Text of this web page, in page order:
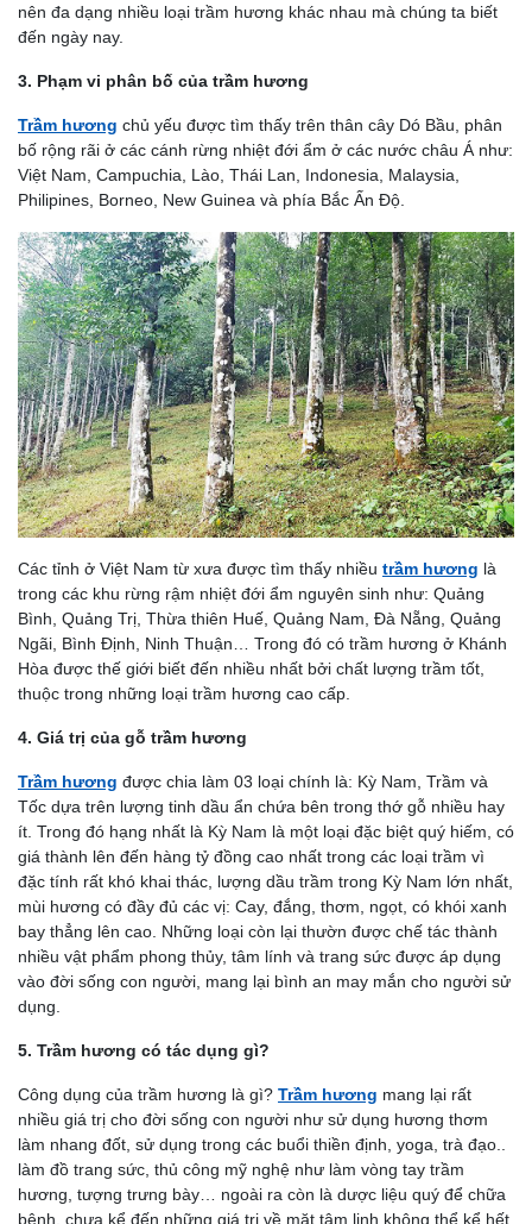
nên đa dạng nhiều loại trầm hương khác nhau mà chúng ta biết
đến ngày nay.
3. Phạm vi phân bố của trầm hương
Trầm hương chủ yếu được tìm thấy trên thân cây Dó Bầu, phân
bố rộng rãi ở các cánh rừng nhiệt đới ẩm ở các nước châu Á như:
Việt Nam, Campuchia, Lào, Thái Lan, Indonesia, Malaysia,
Philipines, Borneo, New Guinea và phía Bắc Ấn Độ.
Các tỉnh ở Việt Nam từ xưa được tìm thấy nhiều trầm hương là
trong các khu rừng rậm nhiệt đới ẩm nguyên sinh như: Quảng
Bình, Quảng Trị, Thừa thiên Huế, Quảng Nam, Đà Nẵng, Quảng
Ngãi, Bình Định, Ninh Thuận… Trong đó có trầm hương ở Khánh
Hòa được thế giới biết đến nhiều nhất bởi chất lượng trầm tốt,
thuộc trong những loại trầm hương cao cấp.
4. Giá trị của gỗ trầm hương
Trầm hương được chia làm 03 loại chính là: Kỳ Nam, Trầm và
Tốc dựa trên lượng tinh dầu ẩn chứa bên trong thớ gỗ nhiều hay
ít. Trong đó hạng nhất là Kỳ Nam là một loại đặc biệt quý hiếm, có
giá thành lên đến hàng tỷ đồng cao nhất trong các loại trầm vì
đặc tính rất khó khai thác, lượng dầu trầm trong Kỳ Nam lớn nhất,
mùi hương có đầy đủ các vị: Cay, đắng, thơm, ngọt, có khói xanh
bay thẳng lên cao. Những loại còn lại thườn được chế tác thành
nhiều vật phẩm phong thủy, tâm lính và trang sức được áp dụng
vào đời sống con người, mang lại bình an may mắn cho người sử
dụng.
5. Trầm hương có tác dụng gì?
Công dụng của trầm hương là gì? Trầm hương mang lại rất
nhiều giá trị cho đời sống con người như sử dụng hương thơm
làm nhang đốt, sử dụng trong các buổi thiền định, yoga, trà đạo..
làm đồ trang sức, thủ công mỹ nghệ như làm vòng tay trầm
hương, tượng trưng bày… ngoài ra còn là dược liệu quý để chữa
bệnh, chưa kể đến những giá trị về mặt tâm linh không thể kể hết